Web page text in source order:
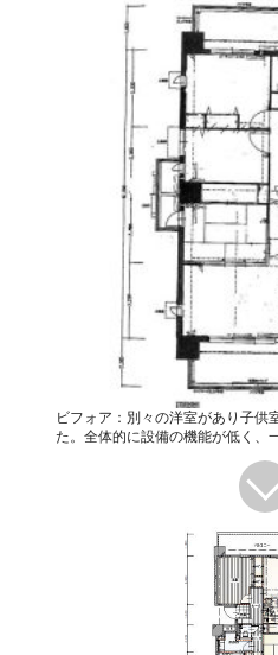
ビフォア：別々の洋室があり子供
た。全体的に設備の機能が低く、